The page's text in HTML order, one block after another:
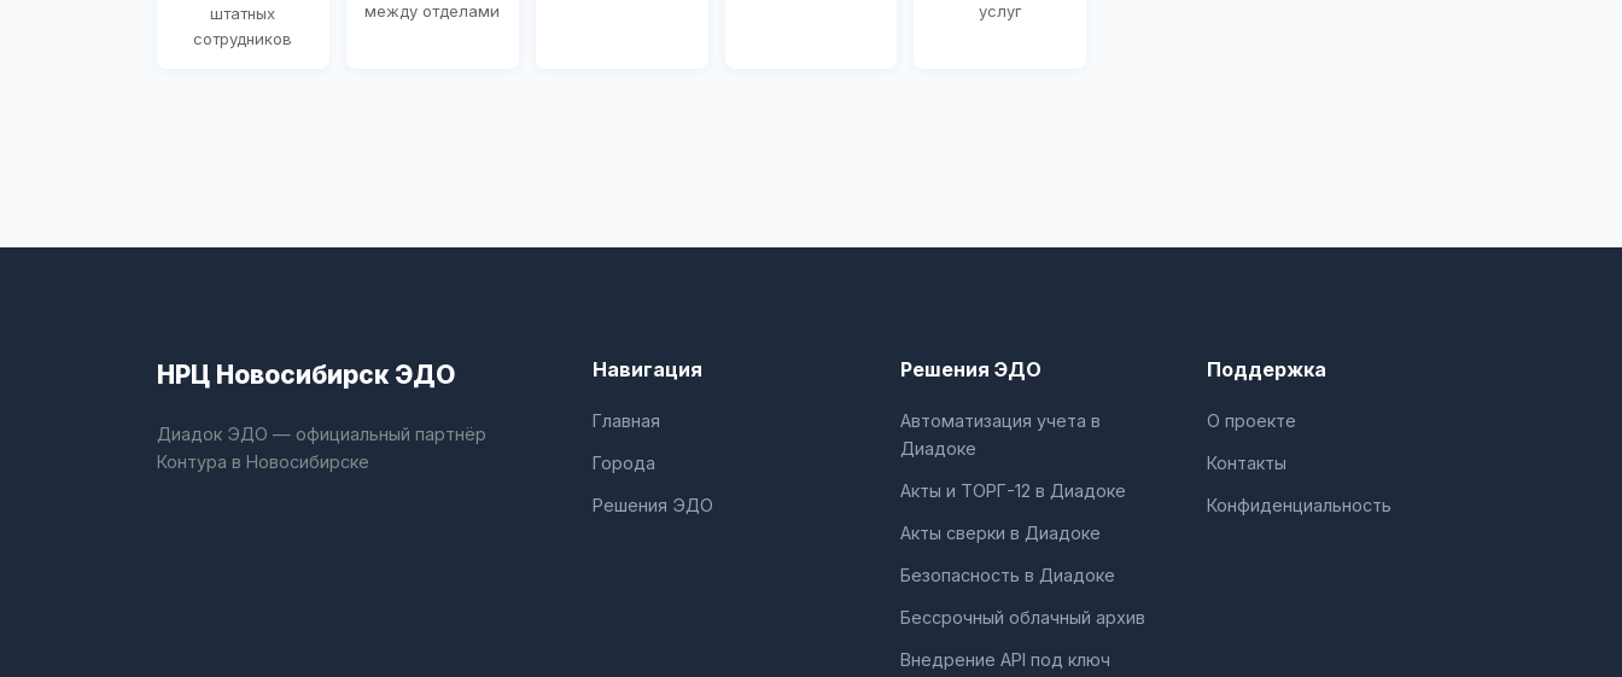
штатных
сотрудников
между отделами
услуг
НРЦ Новосибирск ЭДО
Диадок ЭДО — официальный партнёр
Контура в Новосибирске
Навигация
Главная
Города
Решения ЭДО
Решения ЭДО
Автоматизация учета в
Диадоке
Акты и ТОРГ-12 в Диадоке
Акты сверки в Диадоке
Безопасность в Диадоке
Бессрочный облачный архив
Внедрение API под ключ
Поддержка
О проекте
Контакты
Конфиденциальность